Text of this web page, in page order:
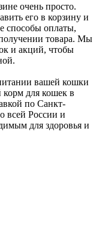
очень просто.
его в корзину и
способы оплаты,
товара. Мы
и акций, чтобы
вашей кошки
корм для кошек в
по Санкт-
всей России и
для здоровья и